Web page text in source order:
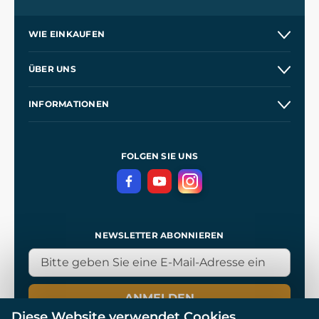
WIE EINKAUFEN
Kontakt
ÜBER UNS
INFORMATIONEN
DatenschutzerklärungFOLGEN SIE UNS
NEWSLETTER ABONNIEREN
ANMELDEN